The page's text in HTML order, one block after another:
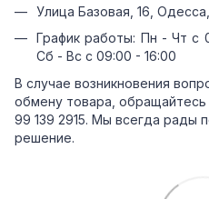
Улица Базовая, 16,
График работы: Пн - Чт с
Сб - Вс с 09:00 - 16:00
В случае возникновения
обмену товара,
99 139 2915. Мы всегда рады
решение.